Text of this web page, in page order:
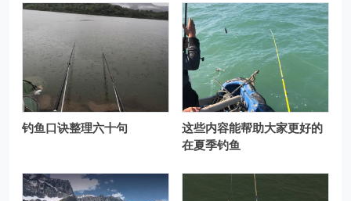
钓鱼口诀整理六十句
这些内容能帮助大家更好的
在夏季钓鱼